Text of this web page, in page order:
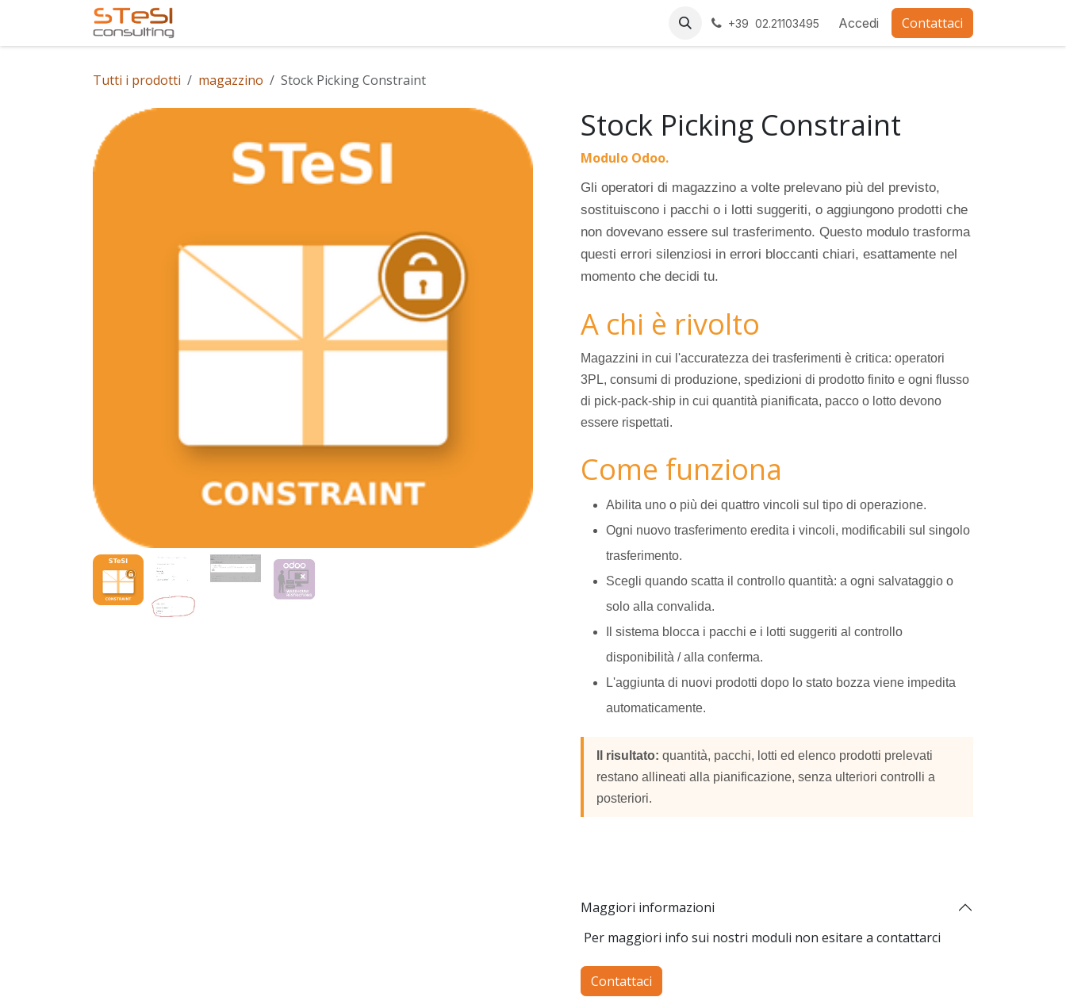
Passa al contenuto
Lavora con noi+39 02.21103495 Accedi Contattaci
Tutti i prodotti magazzino Stock Picking Constraint
Stock Picking Constraint
Modulo Odoo.
Gli operatori di magazzino a volte prelevano più del previsto,
sostituiscono i pacchi o i lotti suggeriti, o aggiungono prodotti che
non dovevano essere sul trasferimento. Questo modulo trasforma
questi errori silenziosi in errori bloccanti chiari, esattamente nel
momento che decidi tu.
A chi è rivolto
Magazzini in cui l'accuratezza dei trasferimenti è critica: operatori
3PL, consumi di produzione, spedizioni di prodotto finito e ogni flusso
di pick-pack-ship in cui quantità pianificata, pacco o lotto devono
essere rispettati.
Come funziona
Abilita uno o più dei quattro vincoli sul tipo di operazione.
Ogni nuovo trasferimento eredita i vincoli, modificabili sul singolo
trasferimento.
Scegli quando scatta il controllo quantità: a ogni salvataggio o
solo alla convalida.
Il sistema blocca i pacchi e i lotti suggeriti al controllo
disponibilità / alla conferma.
L'aggiunta di nuovi prodotti dopo lo stato bozza viene impedita
automaticamente.
Il risultato: quantità, pacchi, lotti ed elenco prodotti prelevati
restano allineati alla pianificazione, senza ulteriori controlli a
posteriori.
Maggiori informazioni
Per maggiori info sui nostri moduli non esitare a contattarci
Contattaci